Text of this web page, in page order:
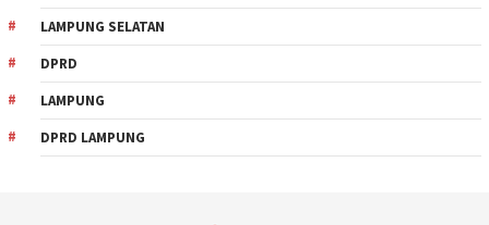
LAMPUNG SELATAN
DPRD
LAMPUNG
DPRD LAMPUNG